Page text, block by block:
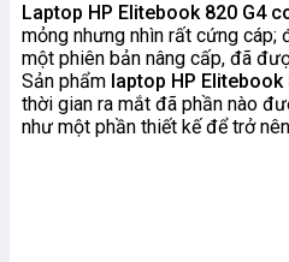
Laptop HP Elitebook 820 G4
mỏng nhưng nhìn rất cứng cáp;
một phiên bản nâng cấp, đã
Sản phẩm laptop HP
thời gian ra mắt đã phần nào
như một phần thiết kế để trở